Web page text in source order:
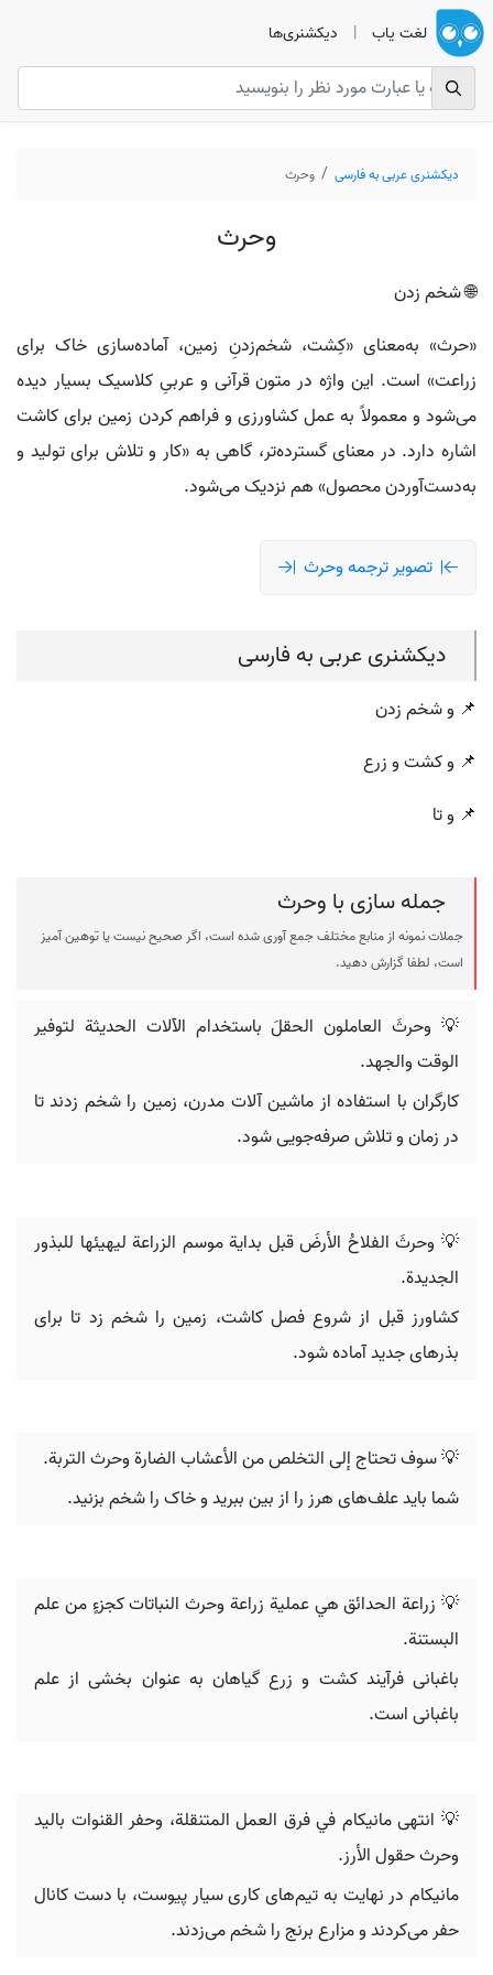
لغت یاب | دیکشنری‌ها
دیکشنری عربی به فارسی وحرث
وحرث
🌐 شخم زدن
«حرث» به‌معنای «کِشت، شخم‌زدنِ زمین، آماده‌سازی خاک برای
زراعت» است. این واژه در متون قرآنی و عربیِ کلاسیک بسیار دیده
می‌شود و معمولاً به عمل کشاورزی و فراهم کردن زمین برای کاشت
اشاره دارد. در معنای گسترده‌تر، گاهی به «کار و تلاش برای تولید و
به‌دست‌آوردن محصول» هم نزدیک می‌شود.
تصویر ترجمه وحرث
دیکشنری عربی به فارسی
📌 و شخم زدن
📌 و کشت و زرع
📌 و تا
جمله سازی با وحرث
جملات نمونه از منابع مختلف جمع آوری شده است، اگر صحیح نیست یا توهین آمیز
است، لطفا گزارش دهید.
💡 وحرثَ العاملون الحقلَ باستخدام الآلات الحديثة لتوفير
الوقت والجهد.
کارگران با استفاده از ماشین آلات مدرن، زمین را شخم زدند تا
در زمان و تلاش صرفه‌جویی شود.
💡 وحرثَ الفلاحُ الأرضَ قبل بداية موسم الزراعة ليهيئها للبذور
الجديدة.
کشاورز قبل از شروع فصل کاشت، زمین را شخم زد تا برای
بذرهای جدید آماده شود.
💡 سوف تحتاج إلى التخلص من الأعشاب الضارة وحرث التربة.
شما باید علف‌های هرز را از بین ببرید و خاک را شخم بزنید.
💡 زراعة الحدائق هي عملية زراعة وحرث النباتات كجزءٍ من علم
البستنة.
باغبانی فرآیند کشت و زرع گیاهان به عنوان بخشی از علم
باغبانی است.
💡 انتهى مانيكام في فرق العمل المتنقلة، وحفر القنوات باليد
وحرث حقول الأرز.
مانیکام در نهایت به تیم‌های کاری سیار پیوست، با دست کانال
حفر می‌کردند و مزارع برنج را شخم می‌زدند.